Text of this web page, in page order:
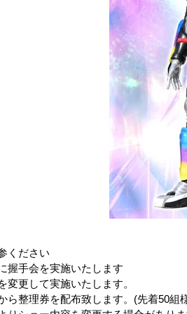
ください
握手会を実施いたします
更して実施いたします。
ら整理券を配布致します。(先着50組